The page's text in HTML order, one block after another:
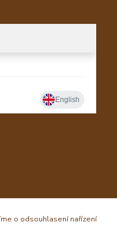
o odsouhlasení nařízení